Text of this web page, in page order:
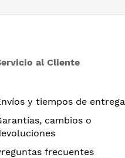
al Cliente
y tiempos de entrega
cambios o
frecuentes